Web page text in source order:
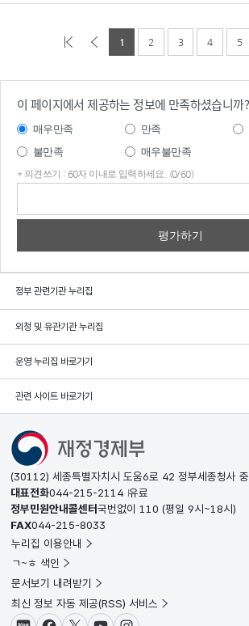
1 2 3 4 5
이 페이지에서 제공하는 정보에 만족하셨습니까?
매우만족 만족
불만족
매우불만족
* 의견쓰기 : 60자 이내로 입력하세요. (0/60)
정부 관련기관 누리집
외청 및 유관기관 누리집
운영 누리집 바로가기
관련 사이트 바로가기
(30112) 세종특별자치시 도움6로 42 정부세종청사
대표전화044-215-2114 유료
정부민원안내콜센터국번없이 110 (평일 9시~18시)
FAX044-215-8033
누리집 이용안내
ㄱ~ㅎ 색인
문서보기 내려받기
최신 정보 자동 제공(RSS) 서비스
블로그페이스북X(트위터)유튜브인스타그램